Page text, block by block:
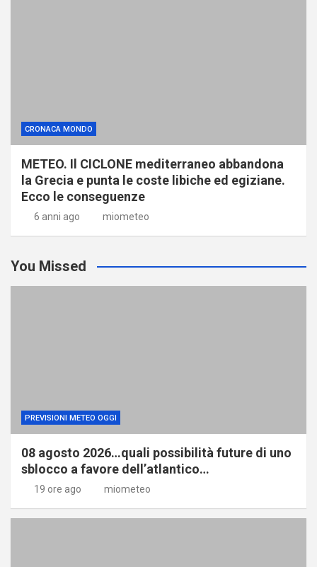
CRONACA MONDO
METEO. Il CICLONE mediterraneo abbandona
la Grecia e punta le coste libiche ed egiziane.
Ecco le conseguenze
6 anni ago miometeo
You Missed
PREVISIONI METEO OGGI
08 agosto 2026…quali possibilità future di uno
sblocco a favore dell’atlantico…
19 ore ago miometeo